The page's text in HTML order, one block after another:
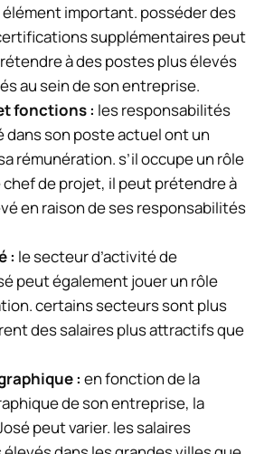
important. posséder des
supplémentaires peut
à des postes plus élevés
au sein de son entreprise.
fonctions : les responsabilités
dans son poste actuel ont un
rémunération. s’il occupe un rôle
chef de projet, il peut prétendre à
en raison de ses responsabilités
: le secteur d’activité de
peut également jouer un rôle
certains secteurs sont plus
des salaires plus attractifs que
: en fonction de la
de son entreprise, la
peut varier. les salaires